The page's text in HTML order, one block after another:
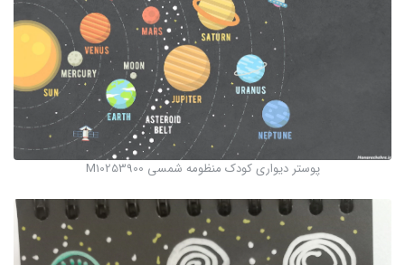
پوستر دیواری کودک منظومه شمسی M10253900